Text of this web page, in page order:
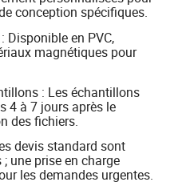
conception spécifiques.
Disponible en PVC,
magnétiques pour
: Les échantillons
4 à 7 jours après le
des fichiers.
devis standard sont
une prise en charge
les demandes urgentes.